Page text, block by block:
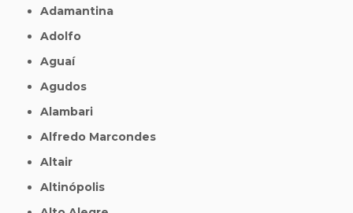
Adamantina
Adolfo
Aguaí
Agudos
Alambari
Alfredo Marcondes
Altair
Altinópolis